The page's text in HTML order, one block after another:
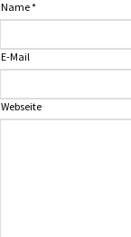
Name *
E-Mail
Webseite